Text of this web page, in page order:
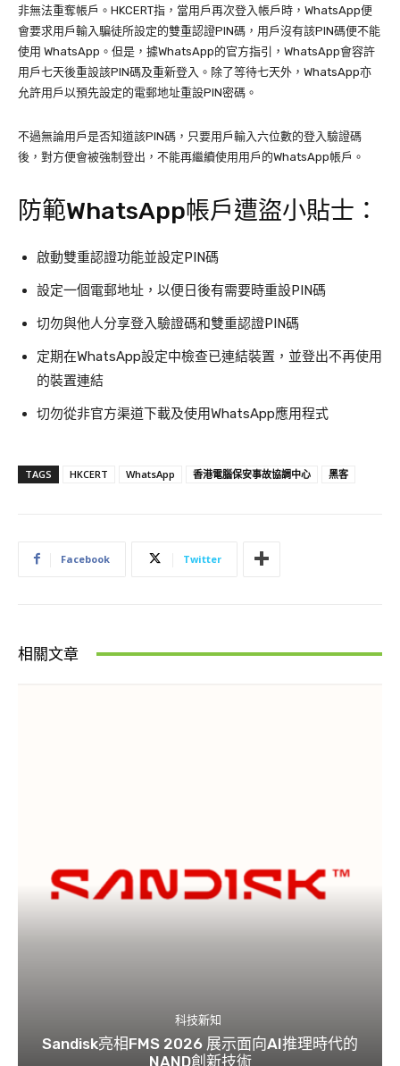
非無法重奪帳戶。HKCERT指，當用戶再次登入帳戶時，WhatsApp便
會要求用戶輸入騙徒所設定的雙重認證PIN碼，用戶沒有該PIN碼便不能
使用 WhatsApp。但是，據WhatsApp的官方指引，WhatsApp會容許
用戶七天後重設該PIN碼及重新登入。除了等待七天外，WhatsApp亦
允許用戶以預先設定的電郵地址重設PIN密碼。
不過無論用戶是否知道該PIN碼，只要用戶輸入六位數的登入驗證碼
後，對方便會被強制登出，不能再繼續使用用戶的WhatsApp帳戶。
防範WhatsApp帳戶遭盜小貼士：
啟動雙重認證功能並設定PIN碼
設定一個電郵地址，以便日後有需要時重設PIN碼
切勿與他人分享登入驗證碼和雙重認證PIN碼
定期在WhatsApp設定中檢查已連結裝置，並登出不再使用
的裝置連結
切勿從非官方渠道下載及使用WhatsApp應用程式
TAGS HKCERT WhatsApp 香港電腦保安事故協調中心 黑客
Facebook Twitter
相關文章
科技新知
Sandisk亮相FMS 2026 展示面向AI推理時代的
NAND創新技術